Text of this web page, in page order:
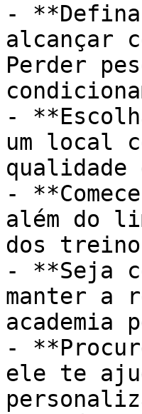
-
alcançar
Perder
-
um local
-
além do
dos
- **Seja
manter a
academia
-
ele te